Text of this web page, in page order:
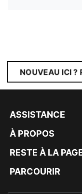
NOUVEAU ICI ?
ASSISTANCE
À PROPOS
RESTE À LA
PARCOURIR